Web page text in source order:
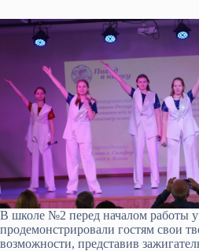
В школе №2 перед началом работы
продемонстрировали гостям свои
возможности, представив